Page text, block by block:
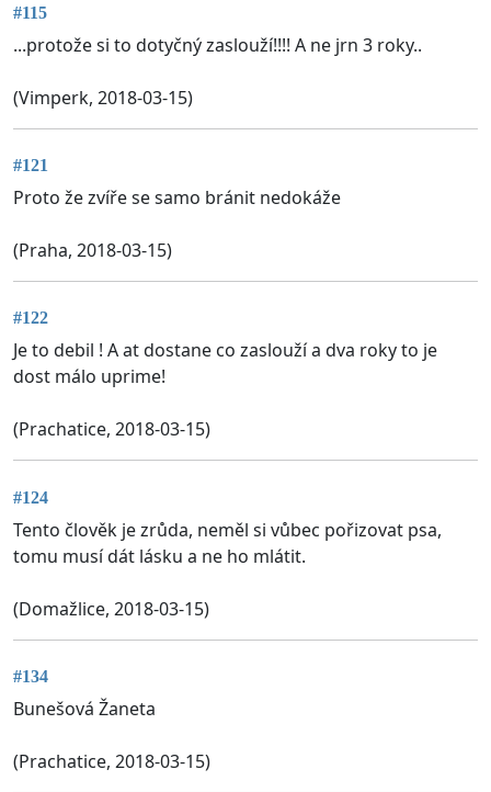
#115
...protože si to dotyčný zaslouží!!!! A ne jrn 3 roky..
(Vimperk, 2018-03-15)
#121
Proto že zvíře se samo bránit nedokáže
(Praha, 2018-03-15)
#122
Je to debil ! A at dostane co zaslouží a dva roky to je
dost málo uprime!
(Prachatice, 2018-03-15)
#124
Tento člověk je zrůda, neměl si vůbec pořizovat psa,
tomu musí dát lásku a ne ho mlátit.
(Domažlice, 2018-03-15)
#134
Bunešová Žaneta
(Prachatice, 2018-03-15)